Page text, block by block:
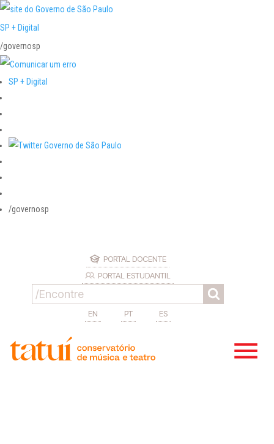
SP + Digital
/governosp
SP + Digital
/governosp
PORTAL DOCENTE
PORTAL ESTUDANTIL
EN PT ES